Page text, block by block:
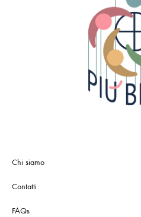
Chi siamo
Contatti
FAQs